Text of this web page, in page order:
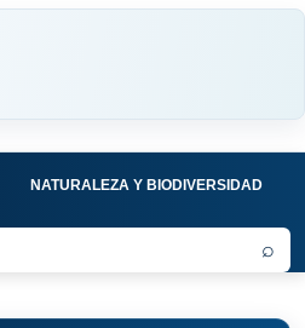
NATURALEZA Y BIODIVERSIDAD
⌕